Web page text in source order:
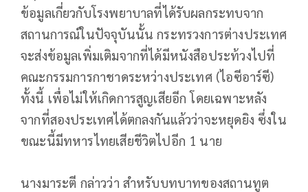
ข้อมูลเกี่ยวกับโรงพยาบาลที่ได้รับผลกระทบจาก
สถานการณ์ในปัจจุบันนั้น กระทรวงการต่างประเทศ
จะส่งข้อมูลเพิ่มเติมจากที่ได้มีหนังสือประท้วงไปที่
คณะกรรมการกาชาดระหว่างประเทศ (ไอซีอาร์ซี)
ทั้งนี้ เพื่อไม่ให้เกิดการสูญเสียอีก โดยเฉพาะหลัง
จากที่สองประเทศได้ตกลงกันแล้วว่าจะหยุดยิง ซึ่งใน
ขณะนี้มีทหารไทยเสียชีวิตไปอีก 1 นาย
นางมาระตี กล่าวว่า สำหรับบทบาทของสถานทูต